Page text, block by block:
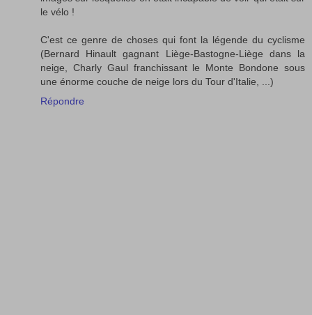
le vélo !
C'est ce genre de choses qui font la légende du cyclisme
(Bernard Hinault gagnant Liège-Bastogne-Liège dans la
neige, Charly Gaul franchissant le Monte Bondone sous
une énorme couche de neige lors du Tour d'Italie, ...)
Répondre